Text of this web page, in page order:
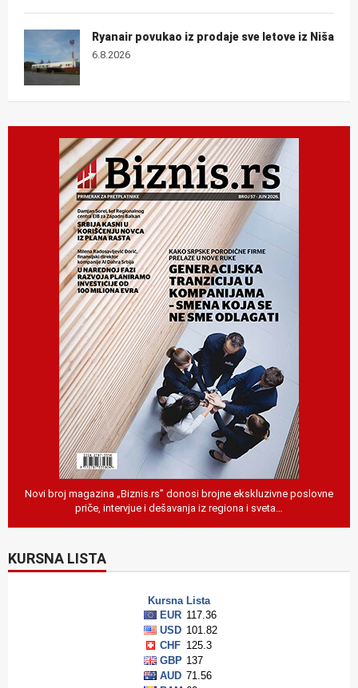
Ryanair povukao iz prodaje sve letove iz Niša
6.8.2026
Novi broj magazina „Biznis.rs” donosi brojne ekskluzivne poslovne
priče, intervjue i dešavanja iz regiona i sveta…
KURSNA LISTA